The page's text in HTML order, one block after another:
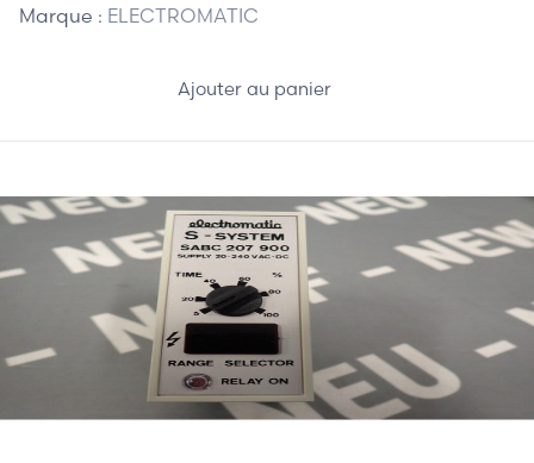
Marque : ELECTROMATIC
Ajouter au panier